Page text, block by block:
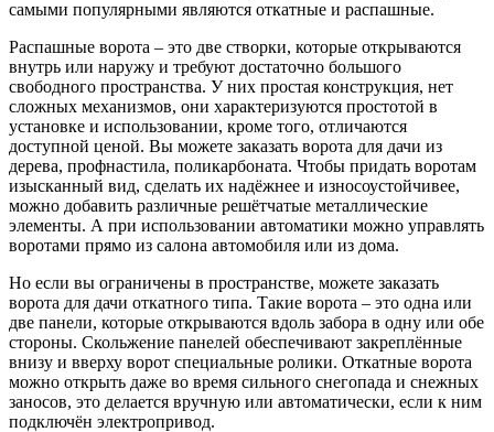
самыми популярными являются откатные и распашные.
Распашные ворота – это две створки, которые открываются
внутрь или наружу и требуют достаточно большого
свободного пространства. У них простая конструкция, нет
сложных механизмов, они характеризуются простотой в
установке и использовании, кроме того, отличаются
доступной ценой. Вы можете заказать ворота для дачи из
дерева, профнастила, поликарбоната. Чтобы придать воротам
изысканный вид, сделать их надёжнее и износоустойчивее,
можно добавить различные решётчатые металлические
элементы. А при использовании автоматики можно управлять
воротами прямо из салона автомобиля или из дома.
Но если вы ограничены в пространстве, можете заказать
ворота для дачи откатного типа. Такие ворота – это одна или
две панели, которые открываются вдоль забора в одну или обе
стороны. Скольжение панелей обеспечивают закреплённые
внизу и вверху ворот специальные ролики. Откатные ворота
можно открыть даже во время сильного снегопада и снежных
заносов, это делается вручную или автоматически, если к ним
подключён электропривод.